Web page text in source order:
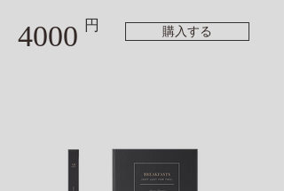
円
4000 購入する